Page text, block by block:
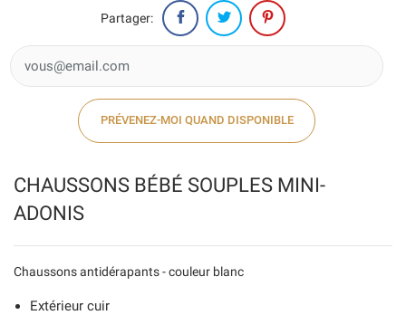
CHAUSSONS BÉBÉ SOUPLES MINI-
ADONIS
Chaussons antidérapants - couleur blanc
Extérieur cuir
Partager:
PRÉVENEZ-MOI QUAND DISPONIBLE